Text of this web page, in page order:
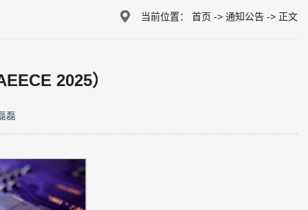
当前位置： 首页 -> 通知公告 -> 正文
2025）
磊